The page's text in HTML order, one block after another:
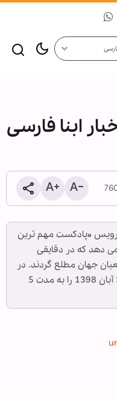
ابنا فارسی
سرویس «پادکست مهم ترین
می دهد که در دقایقی
جهان مطلع گردند. در
زیر، پادکست اخبار امروزسه شنبه 21 آبان 1398 را به مدت 5